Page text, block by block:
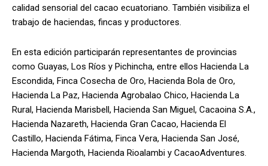
calidad sensorial del cacao ecuatoriano. También visibiliza el
trabajo de haciendas, fincas y productores.
En esta edición participarán representantes de provincias
como Guayas, Los Ríos y Pichincha, entre ellos Hacienda La
Escondida, Finca Cosecha de Oro, Hacienda Bola de Oro,
Hacienda La Paz, Hacienda Agrobalao Chico, Hacienda La
Rural, Hacienda Marisbell, Hacienda San Miguel, Cacaoina S.A.,
Hacienda Nazareth, Hacienda Gran Cacao, Hacienda El
Castillo, Hacienda Fátima, Finca Vera, Hacienda San José,
Hacienda Margoth, Hacienda Rioalambi y CacaoAdventures.